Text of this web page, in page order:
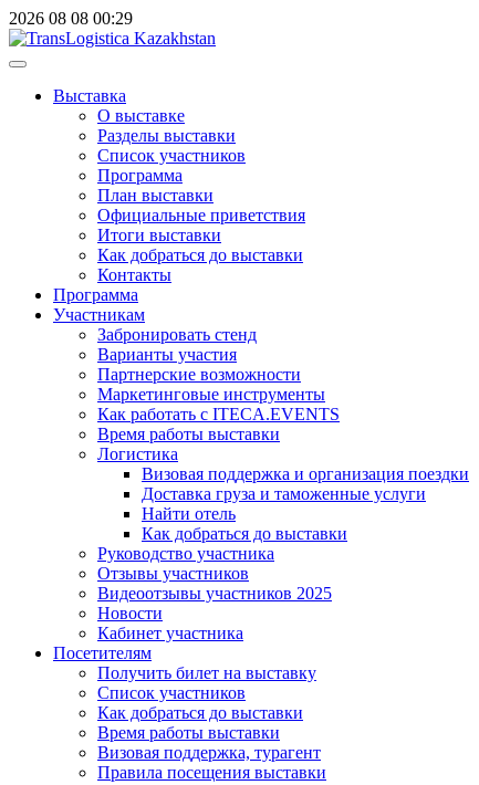
2026 08 08 00:29
Выставка
О выставке
Разделы выставки
Список участников
Программа
План выставки
Официальные приветствия
Итоги выставки
Как добраться до выставки
Контакты
Программа
Участникам
Забронировать стенд
Варианты участия
Партнерские возможности
Маркетинговые инструменты
Как работать с ITECA.EVENTS
Время работы выставки
Логистика
Визовая поддержка и организация поездки
Доставка груза и таможенные услуги
Найти отель
Как добраться до выставки
Руководство участника
Отзывы участников
Видеоотзывы участников 2025
Новости
Кабинет участника
Посетителям
Получить билет на выставку
Список участников
Как добраться до выставки
Время работы выставки
Визовая поддержка, турагент
Правила посещения выставки